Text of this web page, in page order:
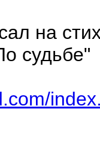
на
судьбе"